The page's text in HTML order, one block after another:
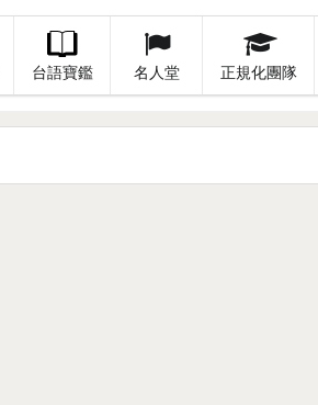
台語寶鑑 名人堂 正規化團隊